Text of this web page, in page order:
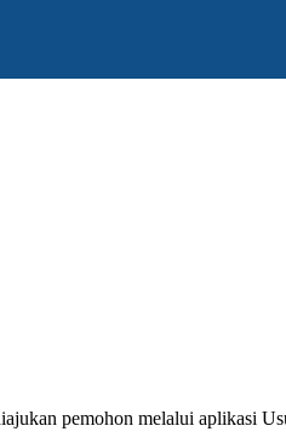
pemohon melalui aplikasi